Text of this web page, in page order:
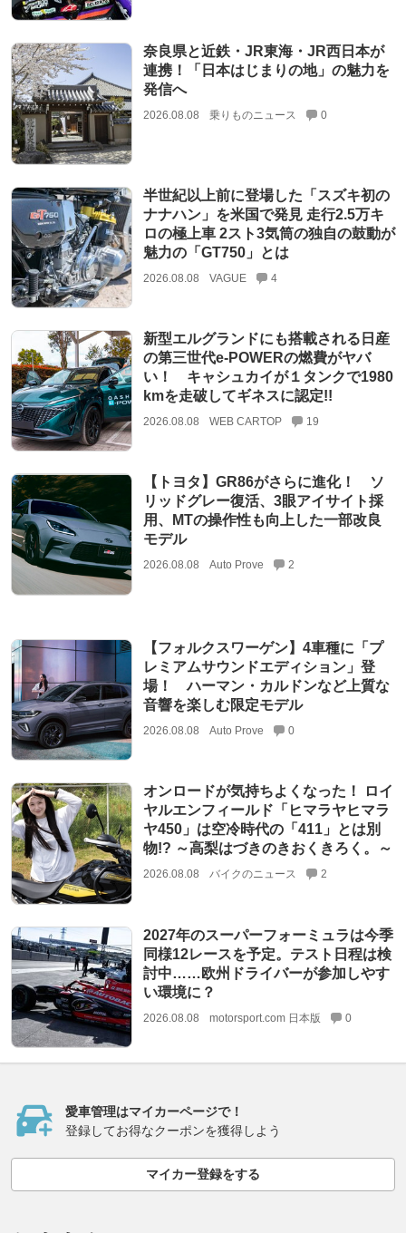
奈良県と近鉄・JR東海・JR西日本が
連携！「日本はじまりの地」の魅力を
発信へ
2026.08.08 乗りものニュース 0
半世紀以上前に登場した「スズキ初の
ナナハン」を米国で発見 走行2.5万キ
ロの極上車 2スト3気筒の独自の鼓動が
魅力の「GT750」とは
2026.08.08 VAGUE 4
新型エルグランドにも搭載される日産
の第三世代e-POWERの燃費がヤバ
い！ キャシュカイが１タンクで1980
kmを走破してギネスに認定!!
2026.08.08 WEB CARTOP 19
【トヨタ】GR86がさらに進化！ ソ
リッドグレー復活、3眼アイサイト採
用、MTの操作性も向上した一部改良
モデル
2026.08.08 Auto Prove 2
【フォルクスワーゲン】4車種に「プ
レミアムサウンドエディション」登
場！ ハーマン・カルドンなど上質な
音響を楽しむ限定モデル
2026.08.08 Auto Prove 0
オンロードが気持ちよくなった！ ロイ
ヤルエンフィールド「ヒマラヤヒマラ
ヤ450」は空冷時代の「411」とは別
物!? ～高梨はづきのきおくきろく。～
2026.08.08 バイクのニュース 2
2027年のスーパーフォーミュラは今季
同様12レースを予定。テスト日程は検
討中……欧州ドライバーが参加しやす
い環境に？
2026.08.08 motorsport.com 日本版 0
愛車管理はマイカーページで！
登録してお得なクーポンを獲得しよう
マイカー登録をする